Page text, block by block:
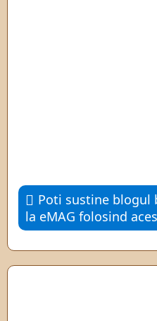
Poti sustine blogul
la eMAG folosind